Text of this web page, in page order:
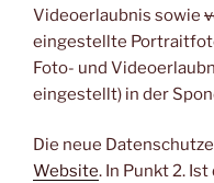
Videoerlaubnis sowie
eingestellte
Foto- und
eingestellt) in der
Die neue
Website. In Punkt 2.